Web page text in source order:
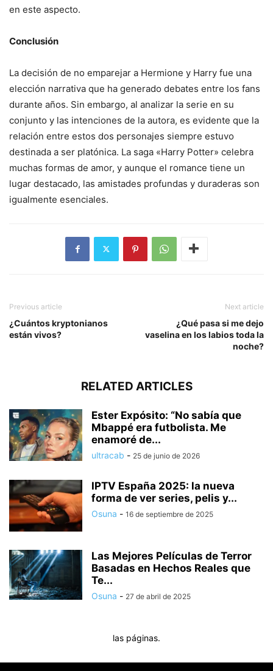
en este aspecto.
Conclusión
La decisión de no emparejar a Hermione y Harry fue una
elección narrativa que ha generado debates entre los fans
durante años. Sin embargo, al analizar la serie en su
conjunto y las intenciones de la autora, es evidente que la
relación entre estos dos personajes siempre estuvo
destinada a ser platónica. La saga «Harry Potter» celebra
muchas formas de amor, y aunque el romance tiene un
lugar destacado, las amistades profundas y duraderas son
igualmente esenciales.
Previous article
¿Cuántos kryptonianos
están vivos?
Next article
¿Qué pasa si me dejo
vaselina en los labios toda la
noche?
RELATED ARTICLES
Ester Expósito: “No sabía que
Mbappé era futbolista. Me
enamoré de...
ultracab - 25 de junio de 2026
IPTV España 2025: la nueva
forma de ver series, pelis y...
Osuna - 16 de septiembre de 2025
Las Mejores Películas de Terror
Basadas en Hechos Reales que
Te...
Osuna - 27 de abril de 2025
las páginas.